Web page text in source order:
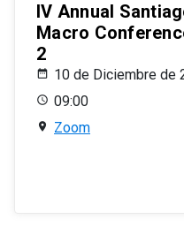
IV Annual
Macro
2
10 de Diciembre de
09:00
Zoom